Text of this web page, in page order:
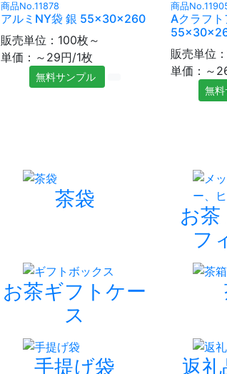
商品No.11878
アルミNY袋 銀 55×30×260
販売単位：100枚～
単価：～29円/1枚
無料サンプル
商品
Aクラフ
販売単位
単価：～
無
茶袋
お茶
フ
お茶ギフトケー
ス
手提げ袋 返